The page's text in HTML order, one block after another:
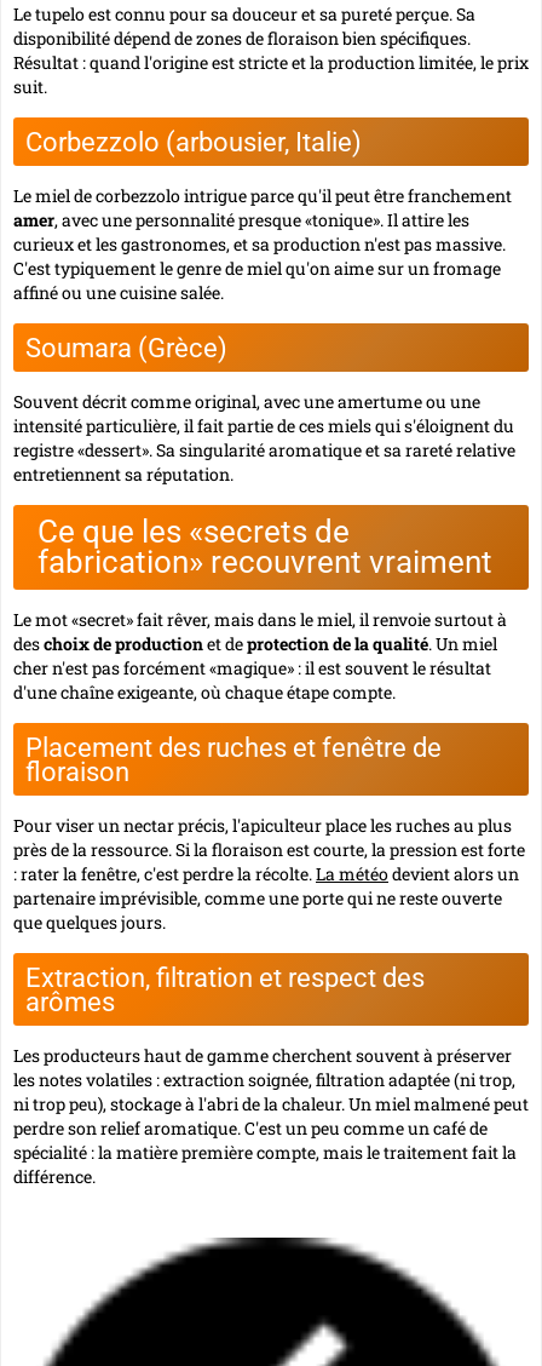
Le tupelo est connu pour sa douceur et sa pureté perçue. Sa
disponibilité dépend de zones de floraison bien spécifiques.
Résultat : quand l'origine est stricte et la production limitée, le prix
suit.
Corbezzolo (arbousier, Italie)
Le miel de corbezzolo intrigue parce qu'il peut être franchement
amer, avec une personnalité presque «tonique». Il attire les
curieux et les gastronomes, et sa production n'est pas massive.
C'est typiquement le genre de miel qu'on aime sur un fromage
affiné ou une cuisine salée.
Soumara (Grèce)
Souvent décrit comme original, avec une amertume ou une
intensité particulière, il fait partie de ces miels qui s'éloignent du
registre «dessert». Sa singularité aromatique et sa rareté relative
entretiennent sa réputation.
Ce que les «secrets de
fabrication» recouvrent vraiment
Le mot «secret» fait rêver, mais dans le miel, il renvoie surtout à
deschoix de productionet deprotection de la qualité. Un miel
cher n'est pas forcément «magique» : il est souvent le résultat
d'une chaîne exigeante, où chaque étape compte.
Placement des ruches et fenêtre de
floraison
Pour viser un nectar précis, l'apiculteur place les ruches au plus
près de la ressource. Si la floraison est courte, la pression est forte
: rater la fenêtre, c'est perdre la récolte.La météodevient alors un
partenaire imprévisible, comme une porte qui ne reste ouverte
que quelques jours.
Extraction, filtration et respect des
arômes
Les producteurs haut de gamme cherchent souvent à préserver
les notes volatiles : extraction soignée, filtration adaptée (ni trop,
ni trop peu), stockage à l'abri de la chaleur. Un miel malmené peut
perdre son relief aromatique. C'est un peu comme un café de
spécialité : la matière première compte, mais le traitement fait la
différence.